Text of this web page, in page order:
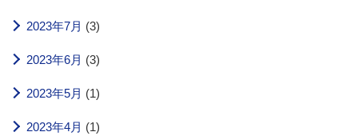
2023年7月 (3)
2023年6月 (3)
2023年5月 (1)
2023年4月 (1)